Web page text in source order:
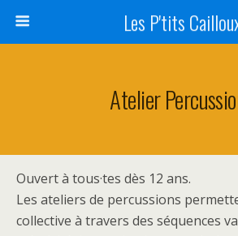
Les P'tits
Atelier
Ouvert à tous·tes dès 12 ans.
Les ateliers de percussions
collective à travers des séquences